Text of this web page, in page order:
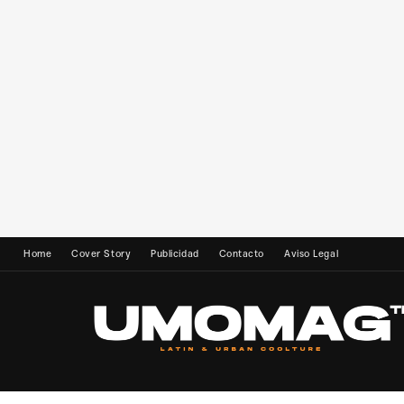
Home Cover Story Publicidad Contacto Aviso Legal